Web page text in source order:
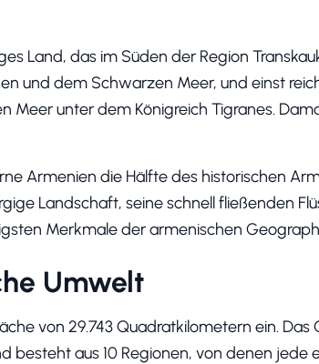
Land, das im Süden der Region
und dem Schwarzen Meer, und einst
Meer unter dem Königreich Tigranes.
Armenien die Hälfte des historischen
Landschaft, seine schnell fließenden
Merkmale der armenischen
Umwelt
von 29.743 Quadratkilometern ein.
besteht aus 10 Regionen, von denen jede